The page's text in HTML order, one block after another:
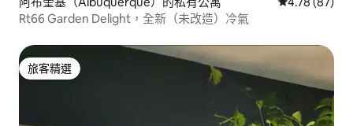
Rt66 Garden Delight，全新（未改造）冷氣
旅客精選
旅客精選